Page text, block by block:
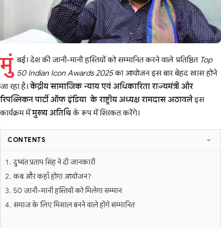
मुं बई। देश की जानी-मानी हस्तियों को सम्मानित करने वाले प्रतिष्ठित Top
50 Indian Icon Awards 2025का आयोजन इस बार बेहद खास होने
जा रहा है।केंद्रीय सामाजिक न्याय एवं अधिकारिता राज्यमंत्री और
रिपब्लिकन पार्टी ऑफ इंडिया के राष्ट्रीय अध्यक्ष रामदास अठावलेइस
कार्यक्रम मेंमुख्य अतिथिके रूप में शिरकत करेंगे।
CONTENTS
दुष्यंत प्रताप सिंह ने दी जानकारी
कब और कहाँ होगा आयोजन?
50 जानी-मानी हस्तियों को मिलेगा सम्मान
समाज के लिए मिसाल बनने वाले होंगे सम्मानित